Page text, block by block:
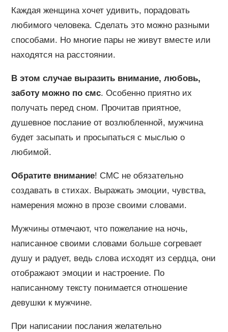
Каждая женщина хочет удивить, порадовать
любимого человека. Сделать это можно разными
способами. Но многие пары не живут вместе или
находятся на расстоянии.
В этом случае выразить внимание, любовь,
заботу можно по смс. Особенно приятно их
получать перед сном. Прочитав приятное,
душевное послание от возлюбленной, мужчина
будет засыпать и просыпаться с мыслью о
любимой.
Обратите внимание! СМС не обязательно
создавать в стихах. Выражать эмоции, чувства,
намерения можно в прозе своими словами.
Мужчины отмечают, что пожелание на ночь,
написанное своими словами больше согревает
душу и радует, ведь слова исходят из сердца, они
отображают эмоции и настроение. По
написанному тексту понимается отношение
девушки к мужчине.
При написании послания желательно